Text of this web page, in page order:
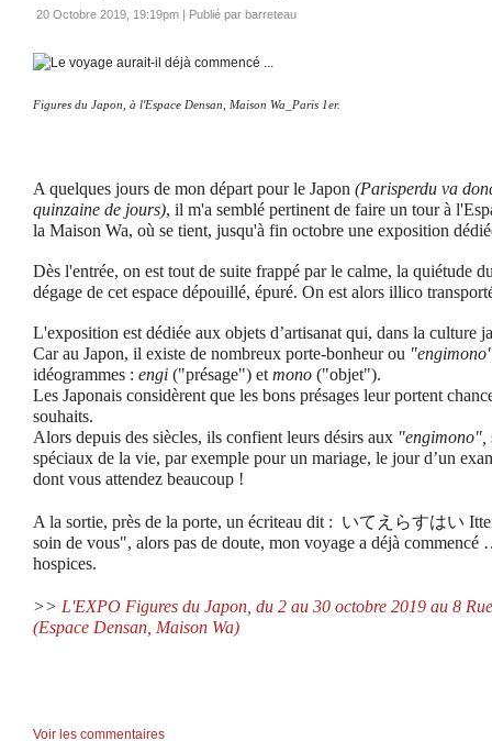
20 Octobre 2019, 19:19pm Publié par barreteau
Figures du Japon, à l'Espace Densan, Maison Wa_Paris 1er.
A quelques jours de mon départ pour le Japon (Parisperdu va
quinzaine de jours), il m'a semblé pertinent de faire un tour à
la Maison Wa, où se tient, jusqu'à fin octobre une exposition
Dès l'entrée, on est tout de suite frappé par le calme, la quiétude
dégage de cet espace dépouillé, épuré. On est alors illico
L'exposition est dédiée aux objets d’artisanat qui, dans la culture
Car au Japon, il existe de nombreux porte-bonheur ou
idéogrammes : engi ("présage") et mono ("objet").
Les Japonais considèrent que les bons présages leur portent
souhaits.
Alors depuis des siècles, ils confient leurs désirs aux "engimono",
spéciaux de la vie, par exemple pour un mariage, le jour d’un
dont vous attendez beaucoup !
A la sortie, près de la porte, un écriteau dit : いてえらすはい
soin de vous", alors pas de doute, mon voyage a déjà commencé
hospices.
>> L'EXPO Figures du Japon, du 2 au 30 octobre 2019 au 8
(Espace Densan, Maison Wa)
Voir les commentaires